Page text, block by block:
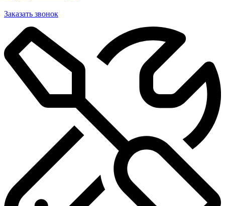
Заказать звонок